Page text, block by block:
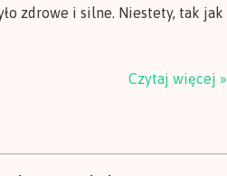
zdrowe i silne. Niestety, tak jak
Czytaj więcej »